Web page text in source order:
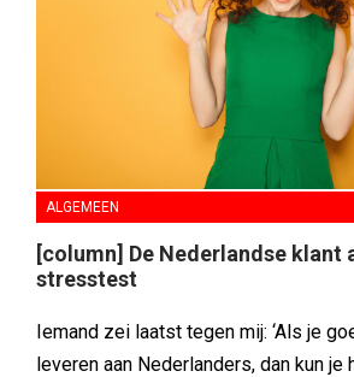
ALGEMEEN
[column] De Nederlandse klant
stresstest
Iemand zei laatst tegen mij: ‘Als je
leveren aan Nederlanders, dan kun je